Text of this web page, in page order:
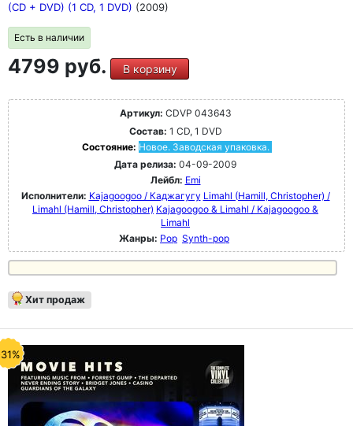
(CD + DVD) (1 CD, 1 DVD) (2009)
Есть в наличии
4799 руб. В корзину
Артикул: CDVP 043643
Состав: 1 CD, 1 DVD
Состояние: Новое. Заводская упаковка.
Дата релиза: 04-09-2009
Лейбл: Emi
Исполнители: Kajagoogoo / Каджагугу Limahl (Hamill, Christopher) /
Limahl (Hamill, Christopher) Kajagoogoo & Limahl / Kajagoogoo &
Limahl
Жанры: Pop Synth-pop
Хит продаж